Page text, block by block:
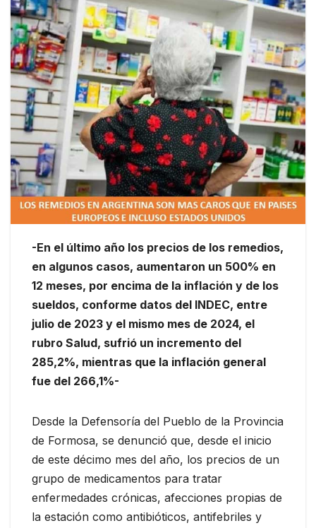
-En el último año los precios de los remedios,
en algunos casos, aumentaron un 500% en
12 meses, por encima de la inflación y de los
sueldos, conforme datos del INDEC, entre
julio de 2023 y el mismo mes de 2024, el
rubro Salud, sufrió un incremento del
285,2%, mientras que la inflación general
fue del 266,1%-
Desde la Defensoría del Pueblo de la Provincia
de Formosa, se denunció que, desde el inicio
de este décimo mes del año, los precios de un
grupo de medicamentos para tratar
enfermedades crónicas, afecciones propias de
la estación como antibióticos, antifebriles y